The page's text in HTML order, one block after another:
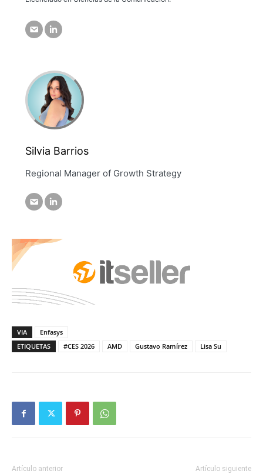
Silvia Barrios
Regional Manager of Growth Strategy
VIA
Enfasys
ETIQUETAS
#CES 2026 AMD Gustavo Ramírez Lisa Su
Artículo anterior Artículo siguiente